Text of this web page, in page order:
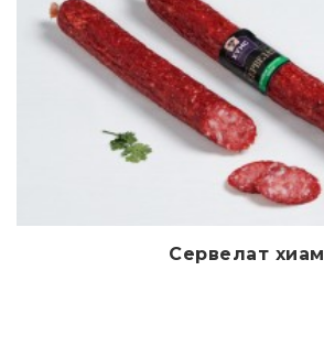
ДэлгэрэнгүйСервелат хиам